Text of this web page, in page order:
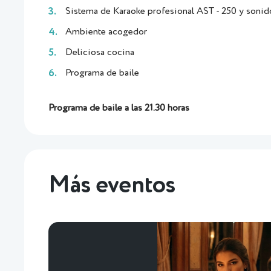
Sistema de Karaoke profesional AST - 250 y
Ambiente acogedor
Deliciosa cocina
Programa de baile
Programa de baile a las 21.30 horas
Más eventos